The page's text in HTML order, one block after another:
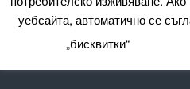
All content
уебсайта, автоматично се
„бисквитки“